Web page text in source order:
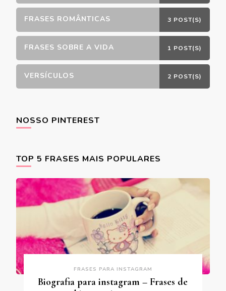
FRASES ROMÂNTICAS 3 POST(S)
FRASES SOBRE A VIDA 1 POST(S)
VERSÍCULOS 2 POST(S)
NOSSO PINTEREST
TOP 5 FRASES MAIS POPULARES
FRASES PARA INSTAGRAM
Biografia para instagram – Frases de